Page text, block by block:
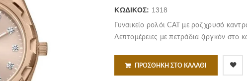
ΚΩΔΙΚΌΣ: 1318
Γυναικείο ρολόι CAT με ροζ χρυσό
Λεπτομέρειες με πετράδια ζιργκόν στο
ΠΡΟΣΘΉΚΗ ΣΤΟ ΚΑΛΆΘΙ